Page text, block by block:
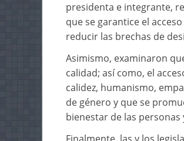
presidenta e integrante,
que se garantice el
reducir las brechas de
Asimismo, examinaron
calidad; así como, el
calidez, humanismo,
de género y que se
bienestar de las